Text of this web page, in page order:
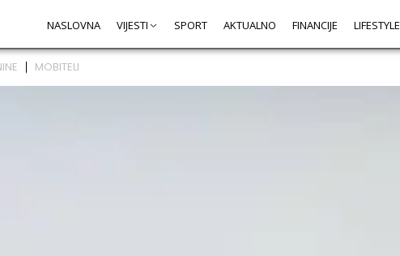
NASLOVNA VIJESTI SPORT AKTUALNO FINANCIJE LIFESTYLE